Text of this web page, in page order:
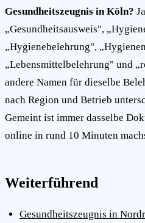
Gesundheitszeugnis in Köln?
„Gesundheitsausweis",
„Hygienebelehrung",
„Lebensmittelbelehrung" und
andere Namen für dieselbe
nach Region und Betrieb
Gemeint ist immer dasselbe
online in rund 10 Minuten
Weiterführend
Gesundheitszeugnis in